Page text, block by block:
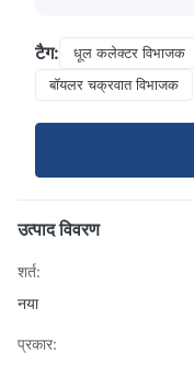
टैग: धूल कलेक्टर विभाजक
बॉयलर चक्रवात विभाजक
उत्पाद विवरण
शर्त:
नया
प्रकार: